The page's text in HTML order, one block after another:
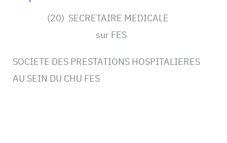
(20) SECRETAIRE MEDICALE
sur FES
SOCIETE DES PRESTATIONS HOSPITALIERES
AU SEIN DU CHU FES